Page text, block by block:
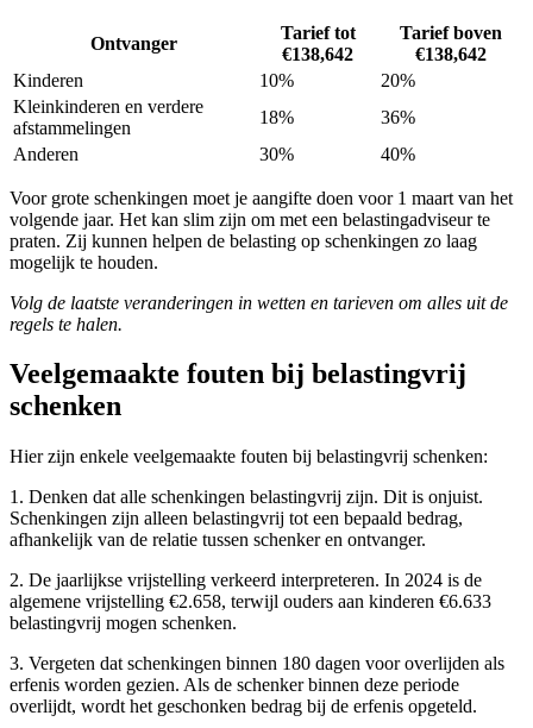
Ontvanger
Tarief tot
€138,642
Tarief boven
€138,642
Kinderen
10%
20%
Kleinkinderen en verdere
afstammelingen
18%
36%
Anderen
30% 40%
Voor grote schenkingen moet je aangifte doen voor 1 maart van het
volgende jaar. Het kan slim zijn om met een belastingadviseur te
praten. Zij kunnen helpen de belasting op schenkingen zo laag
mogelijk te houden.
Volg de laatste veranderingen in wetten en tarieven om alles uit de
regels te halen.
Veelgemaakte fouten bij belastingvrij
schenken
Hier zijn enkele veelgemaakte fouten bij belastingvrij schenken:
1. Denken dat alle schenkingen belastingvrij zijn. Dit is onjuist.
Schenkingen zijn alleen belastingvrij tot een bepaald bedrag,
afhankelijk van de relatie tussen schenker en ontvanger.
2. De jaarlijkse vrijstelling verkeerd interpreteren. In 2024 is de
algemene vrijstelling €2.658, terwijl ouders aan kinderen €6.633
belastingvrij mogen schenken.
3. Vergeten dat schenkingen binnen 180 dagen voor overlijden als
erfenis worden gezien. Als de schenker binnen deze periode
overlijdt, wordt het geschonken bedrag bij de erfenis opgeteld.